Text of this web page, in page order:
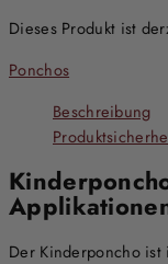
Dieses Produkt ist
Ponchos
Beschreibung
Der Kinderponcho ist